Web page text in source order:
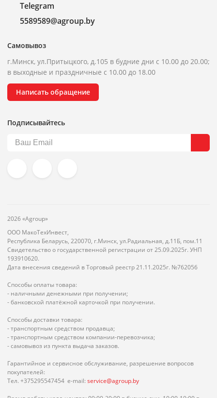
Telegram
5589589@agroup.by
Самовывоз
г.Минск, ул.Притыцкого, д.105 в будние дни с 10.00 до 20.00;
в выходные и праздничные с 10.00 до 18.00
Написать обращение
Подписывайтесь
2026 «Agroup»
ООО МакоТехИнвест,
Республика Беларусь, 220070, г.Минск, ул.Радиальная, д.11Б, пом.11
Свидетельство о государственной регистрации от 25.09.2025г. УНП
193910620.
Дата внесения сведений в Торговый реестр 21.11.2025г. №762056
Способы оплаты товара:
- наличными денежными при получении;
- банковской платёжной карточкой при получении.
Способы доставки товара:
- транспортным средством продавца;
- транспортным средством компании-перевозчика;
- самовывоз из пункта выдача заказов.
Гарантийное и сервисное обслуживание, разрешение вопросов
покупателей:
Тел. +375295547454 e-mail: service@agroup.by